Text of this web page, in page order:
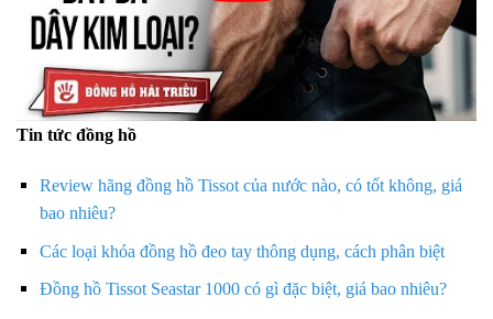
Tin tức đồng hồ
Review hãng đồng hồ Tissot của nước nào, có tốt không, giá
bao nhiêu?
Các loại khóa đồng hồ đeo tay thông dụng, cách phân biệt
Đồng hồ Tissot Seastar 1000 có gì đặc biệt, giá bao nhiêu?